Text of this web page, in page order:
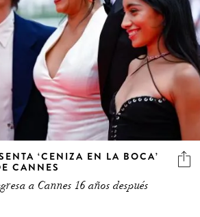
‘CENIZA EN LA BOCA’
CANNES
a Cannes 16 años después